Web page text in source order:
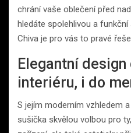
chrání vaše oblečení před
hledáte spolehlivou a funkční
Chiva je pro vás to pravé
Elegantní
interiéru, i do
S jejím moderním vzhledem
sušička skvělou volbou pro